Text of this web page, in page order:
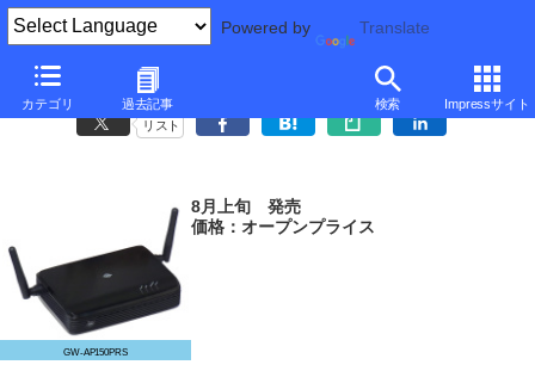
Powered by Translate
カテゴリ 過去記事 検索 Impressサイト
プラネックス、無線LANでプロジェクタに接続できるデバイス
リスト
GW-AP150PRS
8月上旬 発売
価格：オープンプライス